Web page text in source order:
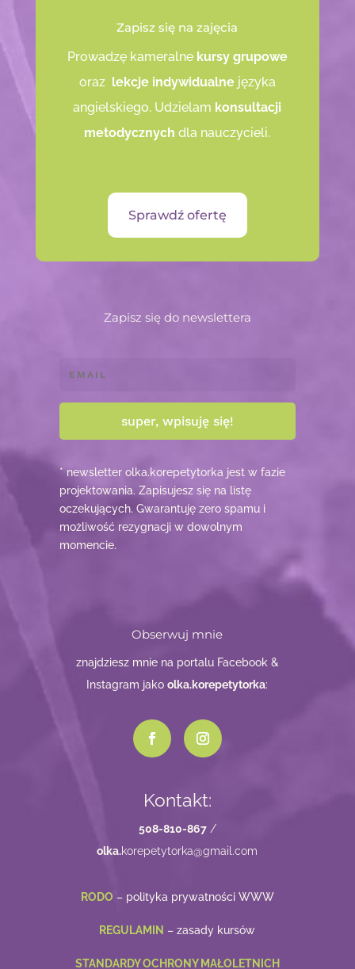
Zapisz się na zajęcia
Prowadzę kameralne kursy grupowe
oraz lekcje indywidualnejęzyka
angielskiego. Udzielam konsultacji
metodycznych dla nauczycieli.
Sprawdź ofertę
Zapisz się do newslettera
super, wpisuję się!
* newsletter olka.korepetytorka jest w fazie
projektowania. Zapisujesz się na listę
oczekujących. Gwarantuję zero spamu i
możliwość rezygnacji w dowolnym
momencie.
Obserwuj mnie
znajdziesz mnie na portalu Facebook &
Instagram jakoolka.korepetytorka:
Kontakt:
508-810-867/
olka.korepetytorka@gmail.com
RODO – polityka prywatności WWW
REGULAMIN – zasady kursów
STANDARDY OCHRONY MAŁOLETNICH